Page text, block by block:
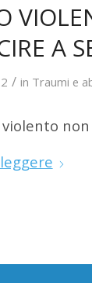
A
/ in Traumi e